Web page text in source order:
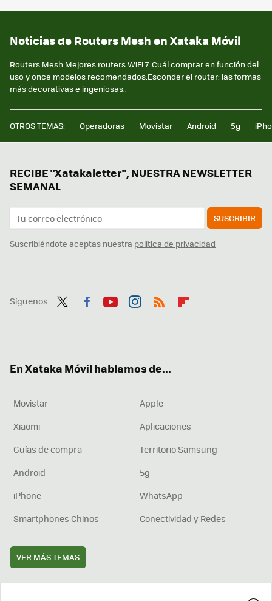
Noticias de Routers Mesh en Xataka Móvil
Routers Mesh:Mejores routers WiFi 7. Cuál comprar en función del
uso y once modelos recomendados.Esconder el router: las formas
más decorativas e ingeniosas..
OTROS TEMAS: Operadoras Movistar Android 5g
RECIBE "Xatakaletter", NUESTRA NEWSLETTER
SEMANAL
SUSCRIBIR
Suscribiéndote aceptas nuestra política de privacidad
Síguenos
En Xataka Móvil hablamos de...
Movistar
Apple
Xiaomi
Aplicaciones
Guías de compra
Territorio Samsung
Android
5g
iPhone
WhatsApp
Smartphones Chinos
Conectividad y Redes
VER MÁS TEMAS